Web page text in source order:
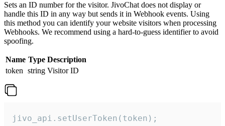
Sets an ID number for the visitor. JivoChat does not display or
handle this ID in any way but sends it in Webhook events. Using
this method you can identify your website visitors when processing
Webhooks. We recommend using a hard-to-guess identifier to avoid
spoofing.
Name Type Description
token string Visitor ID
jivo_api.setUserToken(token);